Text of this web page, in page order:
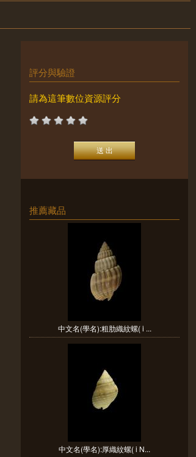
評分與驗證
請為這筆數位資源評分
推薦藏品
中文名(學名):粗肋織紋螺( i ...
中文名(學名):厚織紋螺( i N...